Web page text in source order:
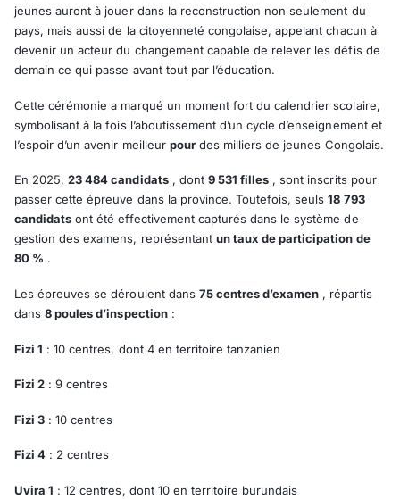
jeunes auront à jouer dans la reconstruction non seulement du
pays, mais aussi de la citoyenneté congolaise, appelant chacun à
devenir un acteur du changement capable de relever les défis de
demain ce qui passe avant tout par l’éducation.
Cette cérémonie a marqué un moment fort du calendrier scolaire,
symbolisant à la fois l’aboutissement d’un cycle d’enseignement et
l’espoir d’un avenir meilleur pourdes milliers de jeunes Congolais.
En 2025,23 484 candidats, dont 9 531 filles , sont inscrits pour
passer cette épreuve dans la province. Toutefois, seuls18 793
candidats ont été effectivement capturés dans le système de
gestion des examens, représentant un taux de participation de
80 % .
Les épreuves se déroulent dans 75 centres d’examen , répartis
dans8 poules d’inspection:
Fizi 1 : 10 centres, dont 4 en territoire tanzanien
Fizi 2 : 9 centres
Fizi 3 : 10 centres
Fizi 4 : 2 centres
Uvira 1 : 12 centres, dont 10 en territoire burundais